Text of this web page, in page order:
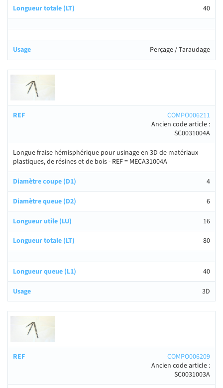
40
Perçage / Taraudage
COMPO006211
Ancien code article :
SC0031004A
Longue fraise hémisphérique pour usinage en 3D de matériaux
plastiques, de résines et de bois - REF = MECA31004A
4
6
16
80
40
3D
COMPO006209
Ancien code article :
SC0031003A